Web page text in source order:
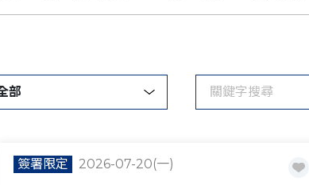
部
簽署限定 2026-07-20(一)